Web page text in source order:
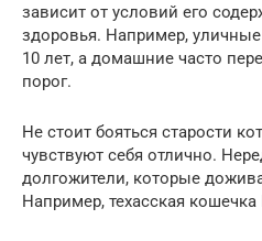
зависит от условий его
здоровья. Например,
10 лет, а домашние часто
порог.
Не стоит бояться старости
чувствуют себя отлично.
долгожители, которые
Например, техасская